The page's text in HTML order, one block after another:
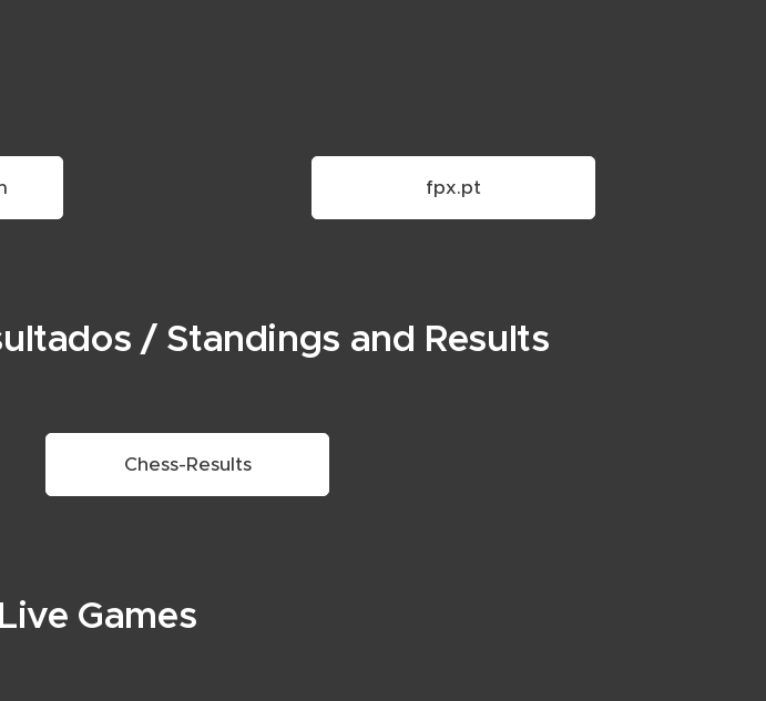
fpx.pt
/ Standings and Results
Chess-Results
Games